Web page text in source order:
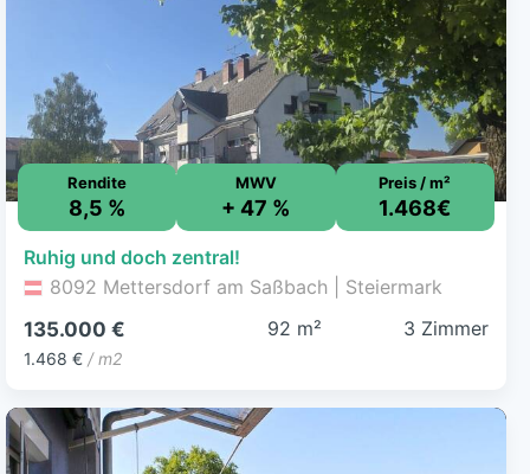
Rendite
8,5 %
MWV
+ 47 %
Preis / m²
1.468€
Ruhig und doch zentral!
8092 Mettersdorf am Saßbach | Steiermark
135.000 €
1.468 € / m2
92 m² 3 Zimmer